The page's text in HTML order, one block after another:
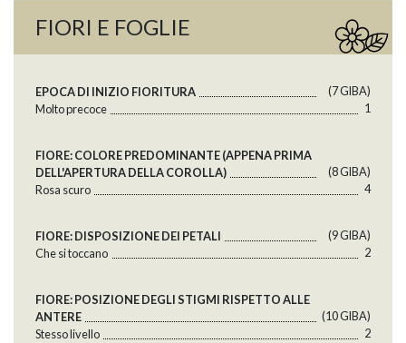
FIORI E FOGLIE
EPOCA DI INIZIO FIORITURA
(7 GlBA)
Molto precoce
1
FIORE: COLORE PREDOMINANTE (APPENA PRIMA
DELL'APERTURA DELLA COROLLA)
(8 GlBA)
Rosa scuro
4
FIORE: DISPOSIZIONE DEI PETALI
(9 GlBA)
Che si toccano
2
FIORE: POSIZIONE DEGLI STIGMI RISPETTO ALLE
ANTERE
(10 GlBA)
Stesso livello
2